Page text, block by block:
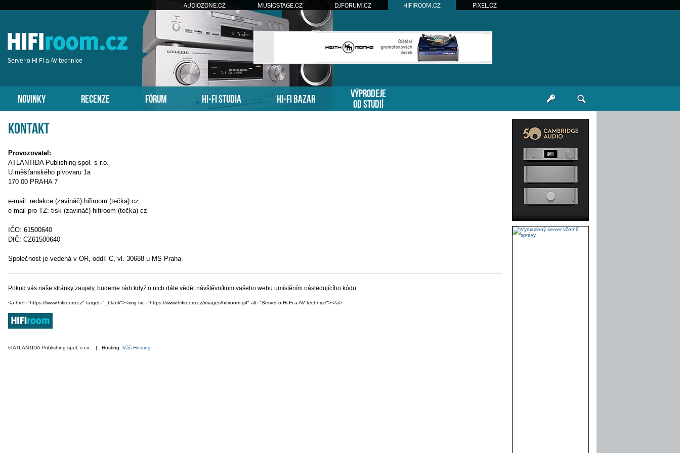
AUDIOZONE.CZ MUSICSTAGE.CZ DJFORUM.CZ HIFIROOM.CZ PIXEL.CZ
Server o Hi-Fi a AV technice
NOVINKY RECENZE FÓRUM HI-FI STUDIA HI-FI BAZAR
VÝPRODEJE
OD STUDIÍ
Kontakt
Provozovatel:
ATLANTIDA Publishing spol. s r.o.
U měšťanského pivovaru 1a
170 00 PRAHA 7
e-mail: redakce (zavináč) hifiroom (tečka) cz
e-mail pro TZ: tisk (zavináč) hifiroom (tečka) cz
IČO: 61500640
DIČ: CZ61500640
Společnost je vedená v OR, oddíl C, vl. 30688 u MS Praha
Pokud vás naše stránky zaujaly, budeme rádi když o nich dáte vědět návštěvníkům vašeho webu umístěním následujícího kódu:
<a href="https://www.hifiroom.cz" target="_blank"><img src="https://www.hifiroom.cz/images/hifiroom.gif" alt="Server o Hi-Fi a AV technice"></a>
© ATLANTIDA Publishing spol. s r.o. | Hosting: Váš Hosting